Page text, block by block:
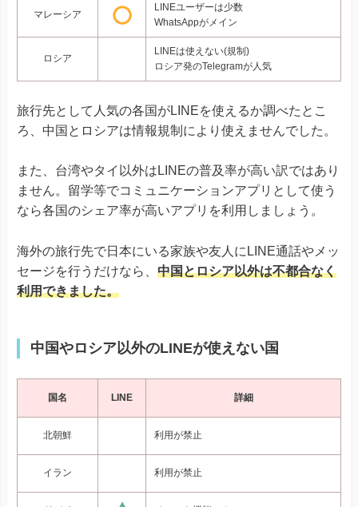
マレーシア
LINEユーザーは少数
WhatsAppがメイン
ロシア
LINEは使えない(規制)
ロシア発のTelegramが人気
旅行先として人気の各国がLINEを使えるか調べたとこ
ろ、中国とロシアは情報規制により使えませんでした。
また、台湾やタイ以外はLINEの普及率が高い訳ではあり
ません。留学等でコミュニケーションアプリとして使う
なら各国のシェア率が高いアプリを利用しましょう。
海外の旅行先で日本にいる家族や友人にLINE通話やメッ
セージを行うだけなら、 中国とロシア以外は不都合なく
利用できました。
中国やロシア以外のLINEが使えない国
国名 LINE 詳細
北朝鮮 利用が禁止
イラン 利用が禁止